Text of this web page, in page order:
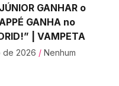
GANHAR o
GANHA no
| VAMPETA
de 2026 Nenhum